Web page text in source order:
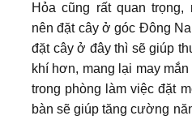
Hỏa cũng rất quan trọng,
nên đặt cây ở góc Đông
đặt cây ở đây thì sẽ giúp
khí hơn, mang lại may
trong phòng làm việc đặt
bàn sẽ giúp tăng cường